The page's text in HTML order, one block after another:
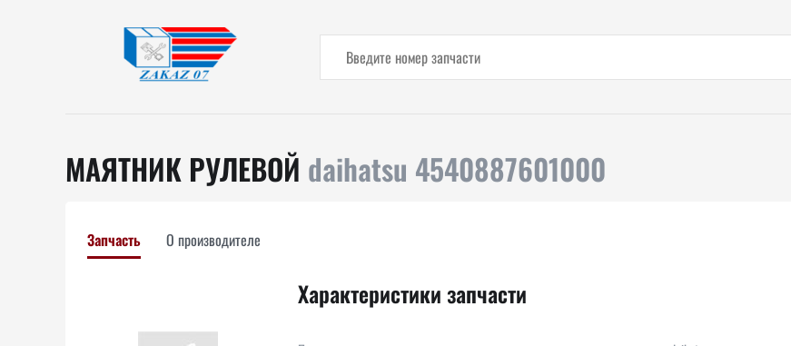
МАЯТНИК РУЛЕВОЙ daihatsu 4540887601000
Запчасть О производителе
Характеристики запчасти